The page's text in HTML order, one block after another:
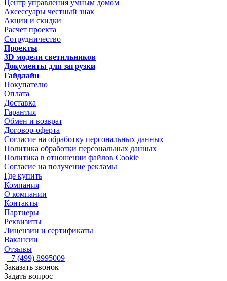
Центр управления умным домом
Аксессуары честный знак
Акции и скидки
Расчет проекта
Сотрудничество
Проекты
3D модели светильников
Документы для загрузки
Гайдлайн
Покупателю
Оплата
Доставка
Гарантия
Обмен и возврат
Договор-оферта
Согласие на обработку персональных данных
Политика обработки персональных данных
Политика в отношении файлов Cookie
Согласие на получение рекламы
Где купить
Компания
О компании
Контакты
Партнеры
Реквизиты
Лицензии и сертификаты
Вакансии
Отзывы
+7 (499) 8995009
Заказать звонок
Задать вопрос